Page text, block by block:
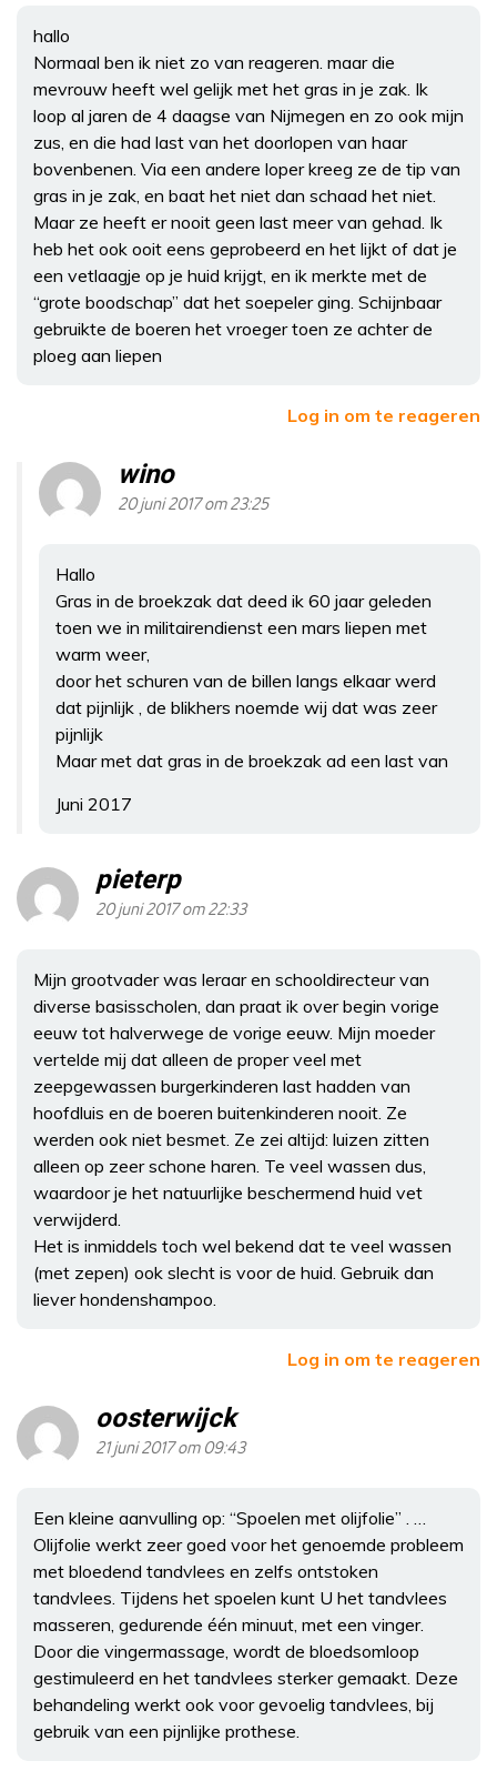
hallo
Normaal ben ik niet zo van reageren. maar die
mevrouw heeft wel gelijk met het gras in je zak. Ik
loop al jaren de 4 daagse van Nijmegen en zo ook mijn
zus, en die had last van het doorlopen van haar
bovenbenen. Via een andere loper kreeg ze de tip van
gras in je zak, en baat het niet dan schaad het niet.
Maar ze heeft er nooit geen last meer van gehad. Ik
heb het ook ooit eens geprobeerd en het lijkt of dat je
een vetlaagje op je huid krijgt, en ik merkte met de
“grote boodschap” dat het soepeler ging. Schijnbaar
gebruikte de boeren het vroeger toen ze achter de
ploeg aan liepen
Log in om te reageren
wino
20 juni 2017 om 23:25
Hallo
Gras in de broekzak dat deed ik 60 jaar geleden
toen we in militairendienst een mars liepen met
warm weer,
door het schuren van de billen langs elkaar werd
dat pijnlijk , de blikhers noemde wij dat was zeer
pijnlijk
Maar met dat gras in de broekzak ad een last van
Juni 2017
pieterp
20 juni 2017 om 22:33
Mijn grootvader was leraar en schooldirecteur van
diverse basisscholen, dan praat ik over begin vorige
eeuw tot halverwege de vorige eeuw. Mijn moeder
vertelde mij dat alleen de proper veel met
zeepgewassen burgerkinderen last hadden van
hoofdluis en de boeren buitenkinderen nooit. Ze
werden ook niet besmet. Ze zei altijd: luizen zitten
alleen op zeer schone haren. Te veel wassen dus,
waardoor je het natuurlijke beschermend huid vet
verwijderd.
Het is inmiddels toch wel bekend dat te veel wassen
(met zepen) ook slecht is voor de huid. Gebruik dan
liever hondenshampoo.
Log in om te reageren
oosterwijck
21 juni 2017 om 09:43
Een kleine aanvulling op: “Spoelen met olijfolie” . …
Olijfolie werkt zeer goed voor het genoemde probleem
met bloedend tandvlees en zelfs ontstoken
tandvlees. Tijdens het spoelen kunt U het tandvlees
masseren, gedurende één minuut, met een vinger.
Door die vingermassage, wordt de bloedsomloop
gestimuleerd en het tandvlees sterker gemaakt. Deze
behandeling werkt ook voor gevoelig tandvlees, bij
gebruik van een pijnlijke prothese.